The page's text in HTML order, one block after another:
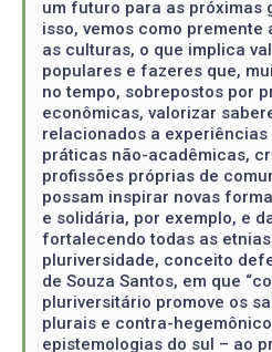
um futuro para as próximas
isso, vemos como
as culturas, o que implica
populares e fazeres que,
no tempo, sobrepostos por
econômicas, valorizar
relacionados a
práticas não-acadêmicas,
profissões próprias de
possam inspirar novas
e solidária, por exemplo, e
fortalecendo todas as
pluriversidade, conceito
de Souza Santos, em que
pluriversitário promove os
plurais e contra-
epistemologias do sul – ao